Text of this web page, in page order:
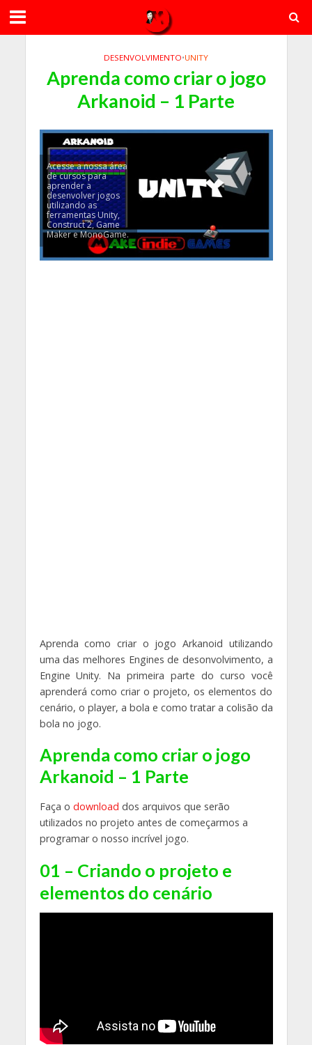
DESENVOLVIMENTO•UNITY
Aprenda como criar o jogo
Arkanoid – 1 Parte
Acesse a nossa área
de cursos para
aprender a
desenvolver jogos
utilizando as
ferramentas Unity,
Construct 2, Game
Maker e MonoGame.
Aprenda como criar o jogo Arkanoid utilizando
uma das melhores Engines de desonvolvimento, a
Engine Unity. Na primeira parte do curso você
aprenderá como criar o projeto, os elementos do
cenário, o player, a bola e como tratar a colisão da
bola no jogo.
Aprenda como criar o jogo
Arkanoid – 1 Parte
Faça o download dos arquivos que serão
utilizados no projeto antes de começarmos a
programar o nosso incrível jogo.
01 – Criando o projeto e
elementos do cenário